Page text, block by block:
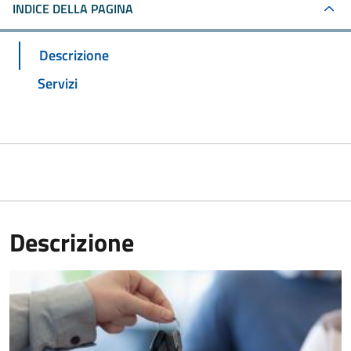
INDICE DELLA PAGINA
Descrizione
Servizi
Descrizione